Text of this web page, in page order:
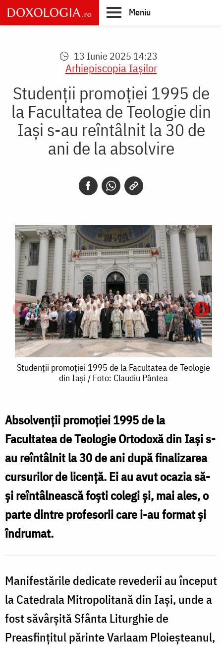
Skip
to
main
Meniu
13 Iunie 2025 14:23
Arhiepiscopia Iaşilor
Studenții promoției 1995 de
la Facultatea de Teologie din
Iași s-au reîntâlnit la 30 de
ani de la absolvire
Studenții
de
la
Facultatea
Teologie
Iași
/
Foto:
Claudiu
Pântea
Studenții promoției 1995 de la Facultatea de Teologie
din Iași / Foto: Claudiu Pântea
Absolvenții promoției 1995 de la
Facultatea de Teologie Ortodoxă din Iași s-
au reîntâlnit la 30 de ani după finalizarea
cursurilor de licență. Ei au avut ocazia să-
și reîntâlnească foști colegi și, mai ales, o
parte dintre profesorii care i-au format și
îndrumat.
Manifestările dedicate revederii au început
la Catedrala Mitropolitană din Iași, unde a
fost săvârșită Sfânta Liturghie de
Preasfințitul părinte Varlaam Ploieșteanul,